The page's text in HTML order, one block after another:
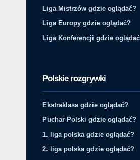
Liga Mistrzów gdzie oglądać?
Liga Europy gdzie oglądać?
Liga Konferencji gdzie
Polskie rozgrywki
Ekstraklasa gdzie oglądać?
Puchar Polski gdzie oglądać?
1. liga polska gdzie oglądać?
2. liga polska gdzie oglądać?